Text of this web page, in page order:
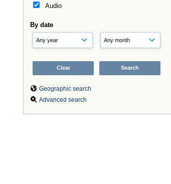
Audio
By date
Geographic search
Advanced search